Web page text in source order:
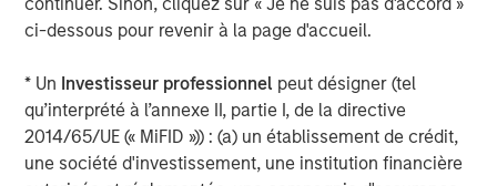
ci-dessous pour revenir à la page d'accueil.
* Un Investisseur professionnel peut désigner (tel
qu’interprété à l’annexe II, partie I, de la directive
2014/65/UE (« MiFID »)) : (a) un établissement de crédit,
une société d'investissement, une institution financière
However, if the new Chair pushes for more than the two
rest of the FOMC could be a challenge. In this monetary
policy environment, our base case entering 2026 is a
steepening yield curve, with the short end falling while
10-year U.S. Treasurys trade in a range between 4.00%